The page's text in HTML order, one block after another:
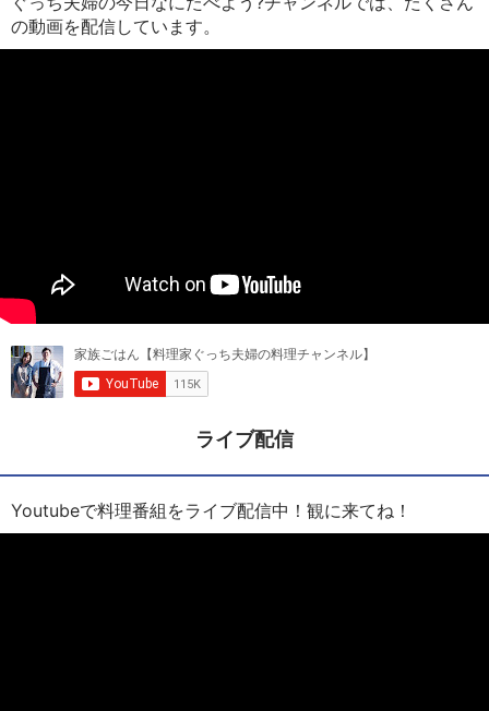
の動画を配信しています。
ライブ配信
Youtubeで料理番組をライブ配信中！観に来てね！